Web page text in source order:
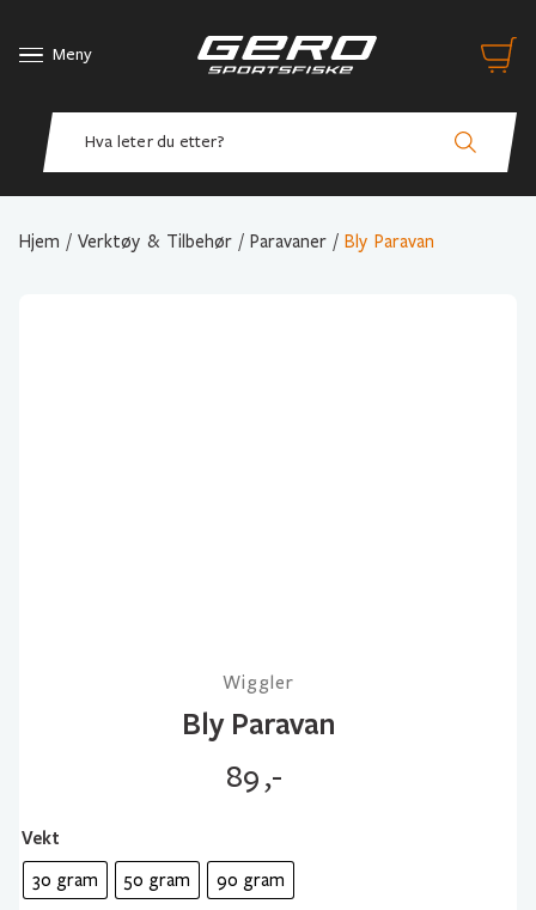
Meny
Hjem / Verktøy & Tilbehør / Paravaner / Bly Paravan
Wiggler
Bly Paravan
89,-
Vekt
30 gram 50 gram 90 gram